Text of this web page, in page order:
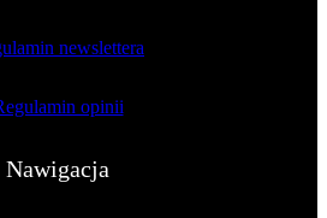
newslettera
opinii
Nawigacja